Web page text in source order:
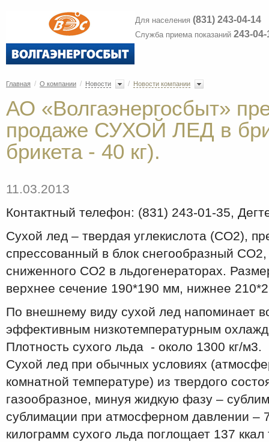
Для населения (831) 243-04-14
Служба приема показаний 243-04-
Главная / О компании / Новости / Новости компании
АО «Волгаэнергосбыт»
продаже СУХОЙ ЛЕД в
брикета - 40 кг).
11.03.2013
Контактный телефон: (831) 243-01-35,
Сухой лед – твердая углекислота (СО2),
спрессованный в блок снегообразный СО2,
сниженного СО2 в льдогенераторах.
верхнее сечение 190*190 мм, нижнее
По внешнему виду сухой лед напоминает
эффективным низкотемпературным
Плотность сухого льда - около 1300 кг/м3.
Сухой лед при обычных условиях
комнатной температуре) из твердого
газообразное, минуя жидкую фазу –
сублимации при атмосферном давлении –
килограмм сухого льда поглощает 137 ккал